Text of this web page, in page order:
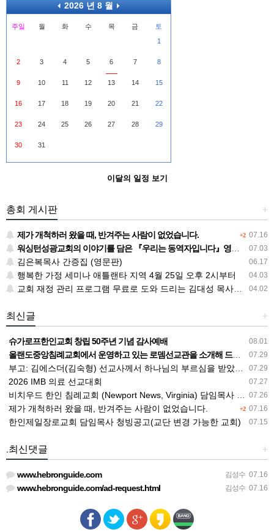
2026 년 8 월
주일 월 화 수 목 금
토
1
2 3 4 5 6 7 8
9 10 11 12 13 14 15
16 17 18 19 20 21 22
23 24 25 26 27 28 29
30 31
이달의 일정 보기
+
총회 게시판
+2 07.16
제가 개척하러 왔을 때, 반겨주는 사람이 없었습니다.
07.03
워싱턴성광교회의 이야기를 담은 『우리는 동역자입니다』영문판 『The God I Met』
06.17
김은복목사 간증집 (영문판)
04.03
행복한 가정 세미나 애틀랜타 지역 4월 25일 오후 2시부터
04.02
교회 재정 관리 프로그램 무료로 도와 드리는 김대성 목사님의 사랑
+
최신글
08.01
슈가로프한인교회 창립 50주년 기념 감사예배
07.29
올랜도중앙침례교회에서 운영하고 있는 로뎀선교관을 소개해 드립니다
07.29
부고: 김에스더(김숙형) 선교사께서 하나님의 부르심을 받았습니다.
07.27
2026 IMB 의료 선교대회
07.26
비치우드 한인 침례교회 (Newport News, Virginia) 담임목사 청빙
+2 07.16
제가 개척하러 왔을 때, 반겨주는 사람이 없었습니다.
07.15
한인제일장로교회 담임목사 청빙공고(교단 변경 가능한 교회)
+
.최신댓글
김성수 07.16
www.hebronguide.com
김성수 07.16
www.hebronguide.com/ad-request.html